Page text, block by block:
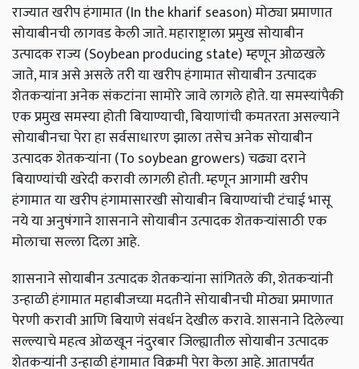
राज्यात खरीप हंगामात (In the kharif season) मोठ्या प्रमाणात
सोयाबीनची लागवड केली जाते. महाराष्ट्राला प्रमुख सोयाबीन
उत्पादक राज्य (Soybean producing state) म्हणून ओळखले
जाते, मात्र असे असले तरी या खरीप हंगामात सोयाबीन उत्पादक
शेतकऱ्यांना अनेक संकटांना सामोरे जावे लागले होते. या समस्यांपैकी
एक प्रमुख समस्या होती बियाण्याची, बियाणांची कमतरता असल्याने
सोयाबीनचा पेरा हा सर्वसाधारण झाला तसेच अनेक सोयाबीन
उत्पादक शेतकऱ्यांना (To soybean growers) चढ्या दराने
बियाण्यांची खरेदी करावी लागली होती. म्हणून आगामी खरीप
हंगामात या खरीप हंगामासारखी सोयाबीन बियाण्यांची टंचाई भासू
नये या अनुषंगाने शासनाने सोयाबीन उत्पादक शेतकऱ्यांसाठी एक
मोलाचा सल्ला दिला आहे.
शासनाने सोयाबीन उत्पादक शेतकऱ्यांना सांगितले की, शेतकऱ्यांनी
उन्हाळी हंगामात महाबीजच्या मदतीने सोयाबीनची मोठ्या प्रमाणात
पेरणी करावी आणि बियाणे संवर्धन देखील करावे. शासनाने दिलेल्या
सल्ल्याचे महत्व ओळखून नंदुरबार जिल्ह्यातील सोयाबीन उत्पादक
शेतकऱ्यांनी उन्हाळी हंगामात विक्रमी पेरा केला आहे. आतापर्यंत